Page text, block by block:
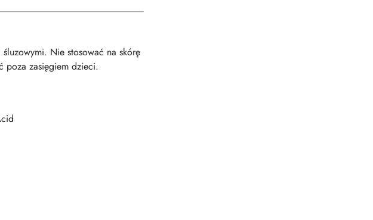
Nie stosować na skórę
poza zasięgiem dzieci.